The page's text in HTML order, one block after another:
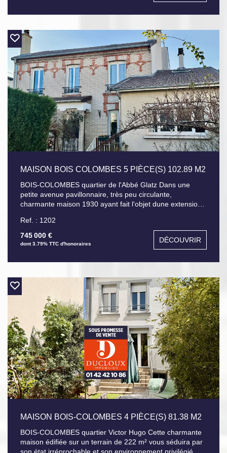
dressing, deux chambres, salle de bains, WC. Au dessus
des combles aménageables avec fenêtres. Un sous -sol
maison pleine de potentiel dans un cadre privilégié, à
proximité de toutes commodités.
MAISON BOIS COLOMBES 5 PIÈCE(S) 102.89 M2
BOIS-COLOMBES quartier de l'Abbé Glatz Dans une
petite avenue pavillonnaire, très peu circulante,
charmante maison 1930 ayant fait l'objet dune extension,
rez-de-chaussée comprenant: entrée, une salle d'eau,
WC séparés, cuisine équipée, salle à manger, séjour
double avec cheminée, à l'étage: palier, WC, 3 chambres.
Ref. : 1202
745 000 €
dont 3.79% TTC d'honoraires DÉCOUVRIR
MAISON BOIS-COLOMBES 4 PIÈCE(S) 81.38 M2
BOIS-COLOMBES quartier Victor Hugo Cette charmante
maison édifiée sur un terrain de 222 m² vous séduira par
son état irréprochable et son environnement privilégié.